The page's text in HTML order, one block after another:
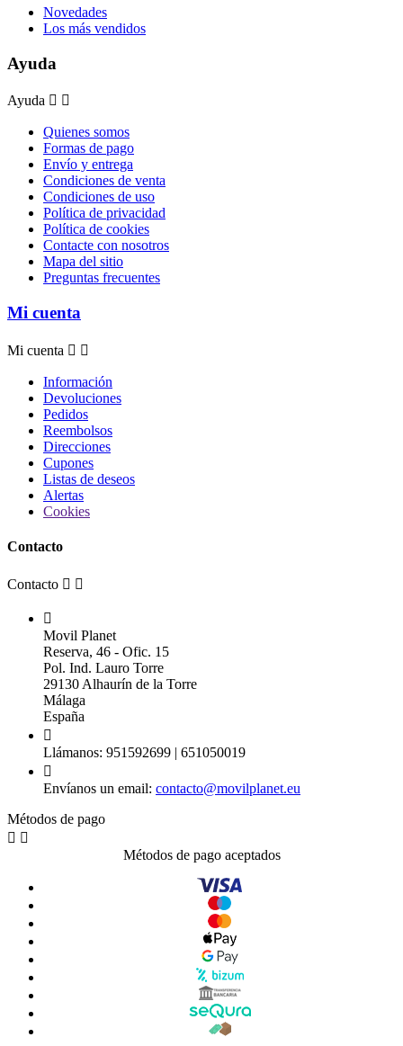
Novedades
Los más vendidos
Ayuda
Ayuda  
Quienes somos
Formas de pago
Envío y entrega
Condiciones de venta
Condiciones de uso
Política de privacidad
Política de cookies
Contacte con nosotros
Mapa del sitio
Preguntas frecuentes
Mi cuenta
Mi cuenta  
Información
Devoluciones
Pedidos
Reembolsos
Direcciones
Cupones
Listas de deseos
Alertas
Cookies
Contacto
Contacto  

Movil Planet
Reserva, 46 - Ofic. 15
Pol. Ind. Lauro Torre
29130 Alhaurín de la Torre
Málaga
España

Llámanos: 951592699 | 651050019

Envíanos un email: contacto@movilplanet.eu
Métodos de pago
 
Métodos de pago aceptados